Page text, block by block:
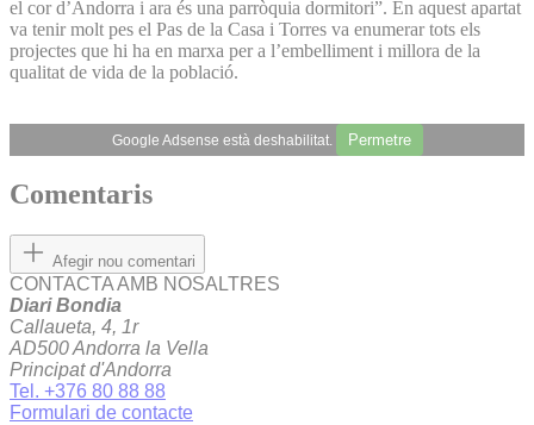
el cor d’Andorra i ara és una parròquia dormitori”. En aquest apartat
va tenir molt pes el Pas de la Casa i Torres va enumerar tots els
projectes que hi ha en marxa per a l’embelliment i millora de la
qualitat de vida de la població.
Google Adsense està deshabilitat. Permetre
Comentaris
Afegir nou comentari
CONTACTA AMB NOSALTRES
Diari Bondia
Callaueta, 4, 1r
AD500 Andorra la Vella
Principat d'Andorra
Tel. +376 80 88 88
Formulari de contacte